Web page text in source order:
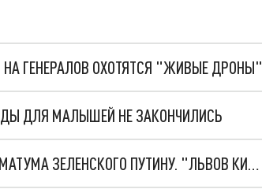
ГЕНЕРАЛОВ ОХОТЯТСЯ "ЖИВЫЕ ДРОНЫ"
ДЛЯ МАЛЫШЕЙ НЕ ЗАКОНЧИЛИСЬ
НОВОЕ МАСШТАБНЕЙШЕЕ НАСТУПЛЕНИЕ. ТРИ УЛЬТИМАТУМА ЗЕЛЕНСКОГО ПУТИНУ. "ЛЬВОВ КИМА" ПОСТАВЯТ НА ПВО? ГЛОБАЛЬНЫЙ ПРОРЫВ ПОД ЗАПОРОЖЬЕМ